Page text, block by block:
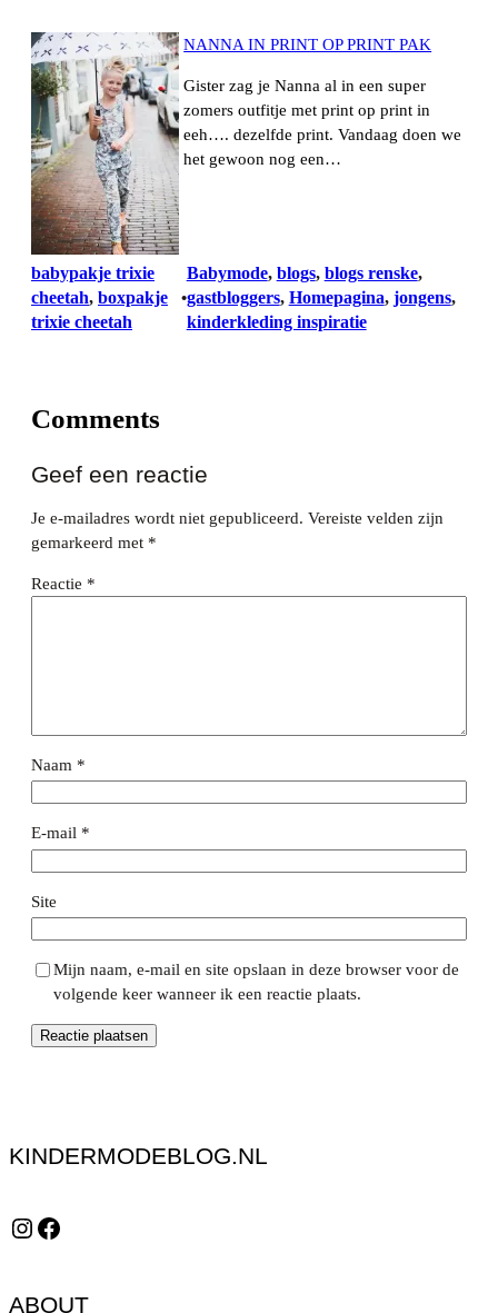
NANNA IN PRINT OP PRINT PAK
Gister zag je Nanna al in een super
zomers outfitje met print op print in
eeh…. dezelfde print. Vandaag doen we
het gewoon nog een…
babypakje trixie
cheetah, boxpakje
trixie cheetah
•
Babymode, blogs, blogs renske ,
gastbloggers, Homepagina, jongens ,
kinderkleding inspiratie
Comments
Geef een reactie
Je e-mailadres wordt niet gepubliceerd. Vereiste velden zijn
gemarkeerd met *
Reactie *
Naam *
E-mail *
Site
Mijn naam, e-mail en site opslaan in deze browser voor de
volgende keer wanneer ik een reactie plaats.
KINDERMODEBLOG.NL
Instagram Facebook
ABOUT